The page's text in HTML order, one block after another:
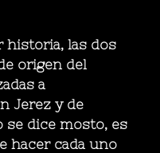
las dos
origen del
a
Jerez y de
dice mosto, es
hacer cada uno